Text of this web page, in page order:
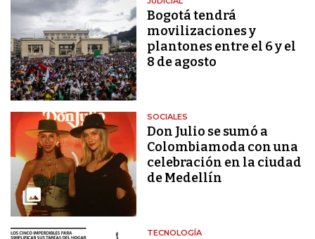
Bogotá tendrá
movilizaciones y
plantones entre el 6 y el
8 de agosto
SOCIALES
Don Julio se sumó a
Colombiamoda con una
celebración en la ciudad
de Medellín
TECNOLOGÍA